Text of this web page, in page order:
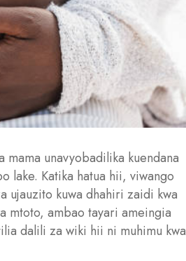
unavyobadilika kuendana
lake. Katika hatua hii, viwango
ujauzito kuwa dhahiri zaidi kwa
mtoto, ambao tayari ameingia
dalili za wiki hii ni muhimu kwa